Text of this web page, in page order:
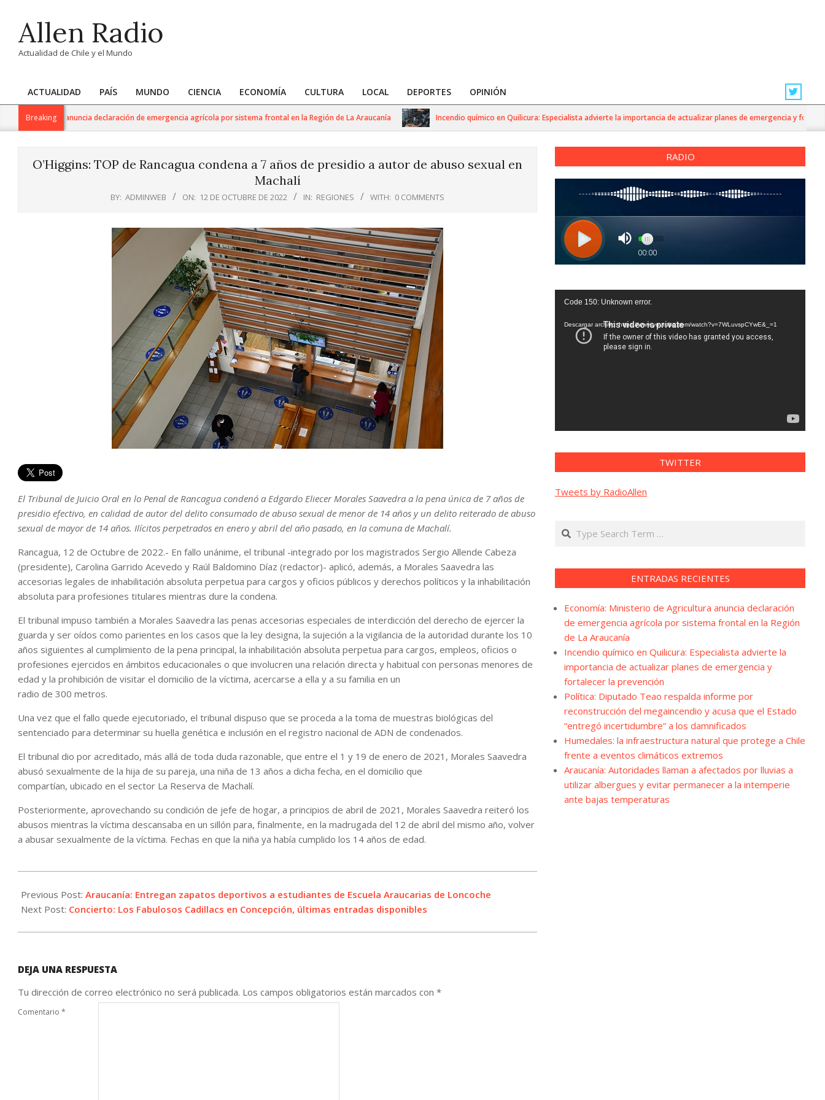
contentAllen Radio
Actualidad de Chile y el Mundo
Primary
Navigation
ACTUALIDAD PAÍS MUNDO CIENCIA ECONOMÍA CULTURA LOCAL DEPORTES OPINIÓN
Breaking
Agricultura anuncia declaración de emergencia agrícola por sistema frontal en la Región de La Araucanía Incendio químico en Quilicura: Especialista advierte la importancia de actualizar planes de emergencia y fortalecer
O’Higgins: TOP de Rancagua condena a 7 años de presidio a autor de abuso sexual en
Machalí
BY: ADMINWEB ON: 12 DE OCTUBRE DE 2022 IN: REGIONES WITH: 0 COMMENTS
El Tribunal de Juicio Oral en lo Penal de Rancagua condenó a Edgardo Eliecer Morales Saavedra a la pena única de 7 años de
presidio efectivo, en calidad de autor del delito consumado de abuso sexual de menor de 14 años y un delito reiterado de abuso
sexual de mayor de 14 años. Ilícitos perpetrados en enero y abril del año pasado, en la comuna de Machalí.
Rancagua, 12 de Octubre de 2022.- En fallo unánime, el tribunal -integrado por los magistrados Sergio Allende Cabeza
(presidente), Carolina Garrido Acevedo y Raúl Baldomino Díaz (redactor)- aplicó, además, a Morales Saavedra las
accesorias legales de inhabilitación absoluta perpetua para cargos y oficios públicos y derechos políticos y la inhabilitación
absoluta para profesiones titulares mientras dure la condena.
El tribunal impuso también a Morales Saavedra las penas accesorias especiales de interdicción del derecho de ejercer la
guarda y ser oídos como parientes en los casos que la ley designa, la sujeción a la vigilancia de la autoridad durante los 10
años siguientes al cumplimiento de la pena principal, la inhabilitación absoluta perpetua para cargos, empleos, oficios o
profesiones ejercidos en ámbitos educacionales o que involucren una relación directa y habitual con personas menores de
edad y la prohibición de visitar el domicilio de la víctima, acercarse a ella y a su familia en un
radio de 300 metros.
Una vez que el fallo quede ejecutoriado, el tribunal dispuso que se proceda a la toma de muestras biológicas del
sentenciado para determinar su huella genética e inclusión en el registro nacional de ADN de condenados.
El tribunal dio por acreditado, más allá de toda duda razonable, que entre el 1 y 19 de enero de 2021, Morales Saavedra
abusó sexualmente de la hija de su pareja, una niña de 13 años a dicha fecha, en el domicilio que
compartían, ubicado en el sector La Reserva de Machalí.
Posteriormente, aprovechando su condición de jefe de hogar, a principios de abril de 2021, Morales Saavedra reiteró los
abusos mientras la víctima descansaba en un sillón para, finalmente, en la madrugada del 12 de abril del mismo año, volver
a abusar sexualmente de la víctima. Fechas en que la niña ya había cumplido los 14 años de edad.
10-
12
Previous Post: Araucanía: Entregan zapatos deportivos a estudiantes de Escuela Araucarias de Loncoche
Next Post: Concierto: Los Fabulosos Cadillacs en Concepción, últimas entradas disponibles
DEJA UNA RESPUESTA
Tu dirección de correo electrónico no será publicada. Los campos obligatorios están marcados con *
Comentario *
RADIO
Reproductor
vídeo
Code 150: Unknown error.
Descargar archivo: https://www.youtube.com/watch?v=7WLuvspCYwE&_=1
TWITTER
Tweets by RadioAllen
Search
ENTRADAS RECIENTES
Economía: Ministerio de Agricultura anuncia declaración
de emergencia agrícola por sistema frontal en la Región
de La Araucanía
Incendio químico en Quilicura: Especialista advierte la
importancia de actualizar planes de emergencia y
fortalecer la prevención
Política: Diputado Teao respalda informe por
reconstrucción del megaincendio y acusa que el Estado
“entregó incertidumbre” a los damnificados
Humedales: la infraestructura natural que protege a Chile
frente a eventos climáticos extremos
Araucanía: Autoridades llaman a afectados por lluvias a
utilizar albergues y evitar permanecer a la intemperie
ante bajas temperaturas